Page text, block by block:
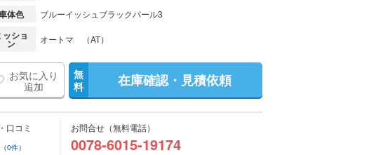
体色 ブルーイッシュブラックパール3
ッショ
ン オートマ （AT）
お気に入り
追加
無
料
在庫確認・見積依頼
口コミ
0件）
お問合せ（無料電話）
0078-6015-19174